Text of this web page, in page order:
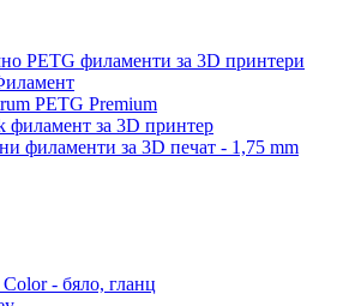
PETG филаменти за 3D принтери
PETG Premium
филамент за 3D принтер
филаменти за 3D печат - 1,75 mm
- бяло, гланц